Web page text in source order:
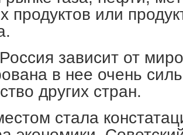
продуктов или
зависит от
в нее очень
других стран.
стала